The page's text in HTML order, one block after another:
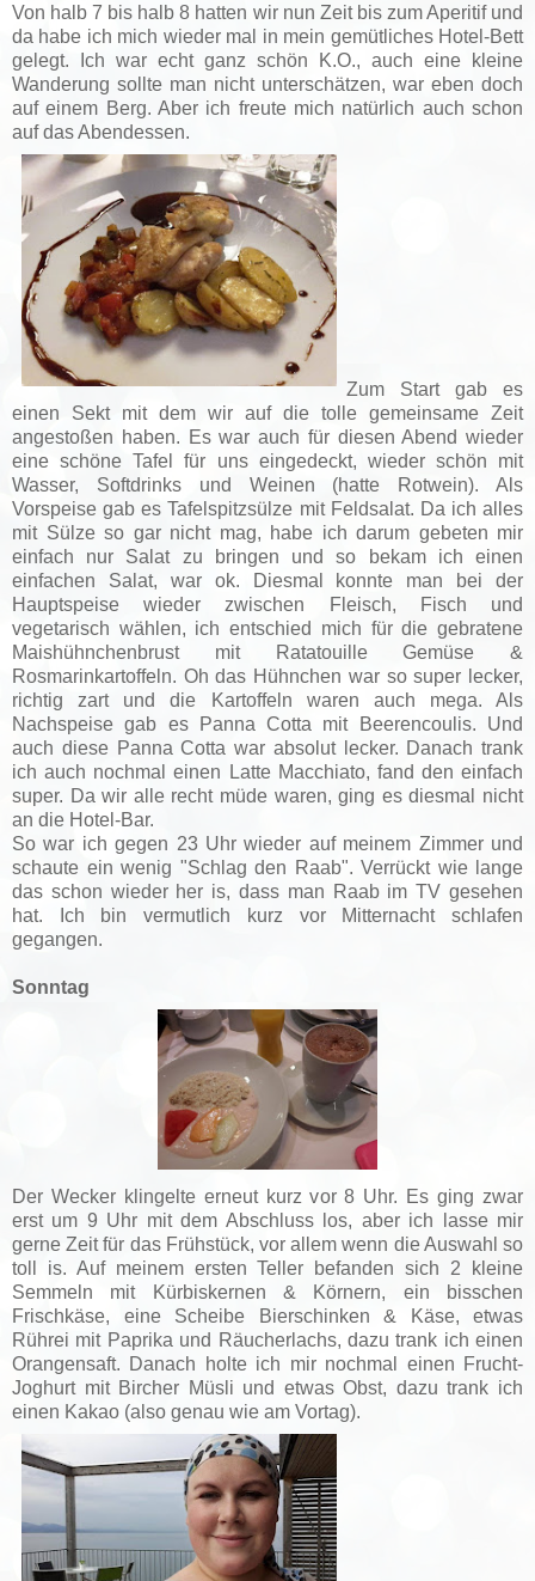
Von halb 7 bis halb 8 hatten wir nun Zeit bis zum Aperitif und
da habe ich mich wieder mal in mein gemütliches Hotel-Bett
gelegt. Ich war echt ganz schön K.O., auch eine kleine
Wanderung sollte man nicht unterschätzen, war eben doch
auf einem Berg. Aber ich freute mich natürlich auch schon
auf das Abendessen.
Zum Start gab es
einen Sekt mit dem wir auf die tolle gemeinsame Zeit
angestoßen haben. Es war auch für diesen Abend wieder
eine schöne Tafel für uns eingedeckt, wieder schön mit
Wasser, Softdrinks und Weinen (hatte Rotwein). Als
Vorspeise gab es Tafelspitzsülze mit Feldsalat. Da ich alles
mit Sülze so gar nicht mag, habe ich darum gebeten mir
einfach nur Salat zu bringen und so bekam ich einen
einfachen Salat, war ok. Diesmal konnte man bei der
Hauptspeise wieder zwischen Fleisch, Fisch und
vegetarisch wählen, ich entschied mich für die gebratene
Maishühnchenbrust mit Ratatouille Gemüse &
Rosmarinkartoffeln. Oh das Hühnchen war so super lecker,
richtig zart und die Kartoffeln waren auch mega. Als
Nachspeise gab es Panna Cotta mit Beerencoulis. Und
auch diese Panna Cotta war absolut lecker. Danach trank
ich auch nochmal einen Latte Macchiato, fand den einfach
super. Da wir alle recht müde waren, ging es diesmal nicht
an die Hotel-Bar.
So war ich gegen 23 Uhr wieder auf meinem Zimmer und
schaute ein wenig "Schlag den Raab". Verrückt wie lange
das schon wieder her is, dass man Raab im TV gesehen
hat. Ich bin vermutlich kurz vor Mitternacht schlafen
gegangen.
Sonntag
Der Wecker klingelte erneut kurz vor 8 Uhr. Es ging zwar
erst um 9 Uhr mit dem Abschluss los, aber ich lasse mir
gerne Zeit für das Frühstück, vor allem wenn die Auswahl so
toll is. Auf meinem ersten Teller befanden sich 2 kleine
Semmeln mit Kürbiskernen & Körnern, ein bisschen
Frischkäse, eine Scheibe Bierschinken & Käse, etwas
Rührei mit Paprika und Räucherlachs, dazu trank ich einen
Orangensaft. Danach holte ich mir nochmal einen Frucht-
Joghurt mit Bircher Müsli und etwas Obst, dazu trank ich
einen Kakao (also genau wie am Vortag).